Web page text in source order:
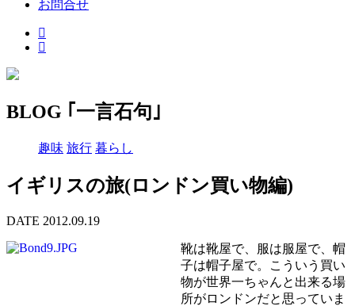
お問合せ
BLOG ｢一言石句｣
趣味 旅行 暮らし
イギリスの旅(ロンドン買い物編)
DATE 2012.09.19
靴は靴屋で、服は服屋で、帽
子は帽子屋で。こういう買い
物が世界一ちゃんと出来る場
所がロンドンだと思っていま